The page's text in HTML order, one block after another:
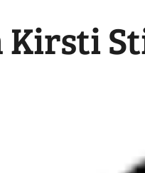
Kirsti